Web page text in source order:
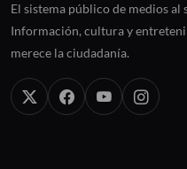
El sistema público de medios
Información, cultura y
merece la ciudadanía.